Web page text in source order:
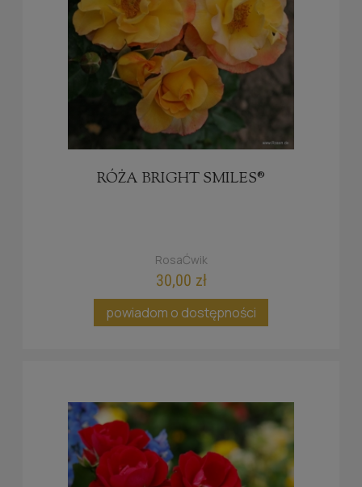
RÓŻA BRIGHT SMILES®
RosaĆwik
30,00 zł
powiadom o dostępności